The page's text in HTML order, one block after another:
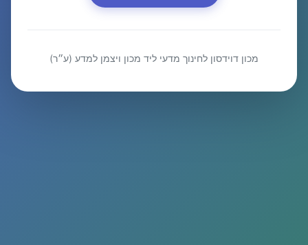
מכון דוידסון לחינוך מדעי ליד מכון ויצמן למדע (ע״ר)